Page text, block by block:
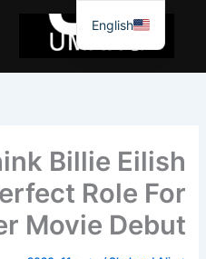
جائیں۔
Billie Eilish
Role For
Movie Debut
English